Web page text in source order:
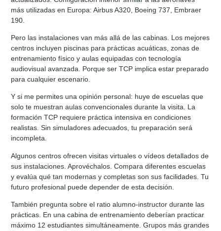
más utilizadas en Europa: Airbus A320, Boeing 737, Embraer
190.
Pero las instalaciones van más allá de las cabinas. Los mejores
centros incluyen piscinas para prácticas acuáticas, zonas de
entrenamiento físico y aulas equipadas con tecnología
audiovisual avanzada. Porque ser TCP implica estar preparado
para cualquier escenario.
Y si me permites una opinión personal: huye de escuelas que
solo te muestran aulas convencionales durante la visita. La
formación TCP requiere práctica intensiva en condiciones
realistas. Sin simuladores adecuados, tu preparación será
incompleta.
Algunos centros ofrecen visitas virtuales o vídeos detallados de
sus instalaciones. Aprovéchalos. Compara diferentes escuelas
y evalúa qué tan modernas y completas son sus facilidades. Tu
futuro profesional puede depender de esta decisión.
También pregunta sobre el ratio alumno-instructor durante las
prácticas. En una cabina de entrenamiento deberían practicar
máximo 12 estudiantes simultáneamente. Grupos más grandes